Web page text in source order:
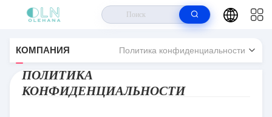
конфиденциальности
КОМПАНИЯ Политика конфиденциальности
ПОЛИТИКА
КОНФИДЕНЦИАЛЬНОСТИ